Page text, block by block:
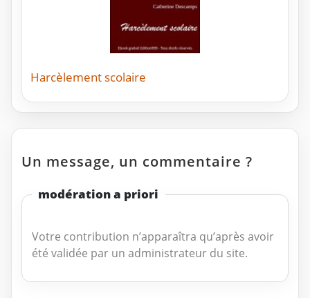
Harcèlement scolaire
Un message, un commentaire ?
modération a priori
Votre contribution n’apparaîtra qu’après avoir
été validée par un administrateur du site.